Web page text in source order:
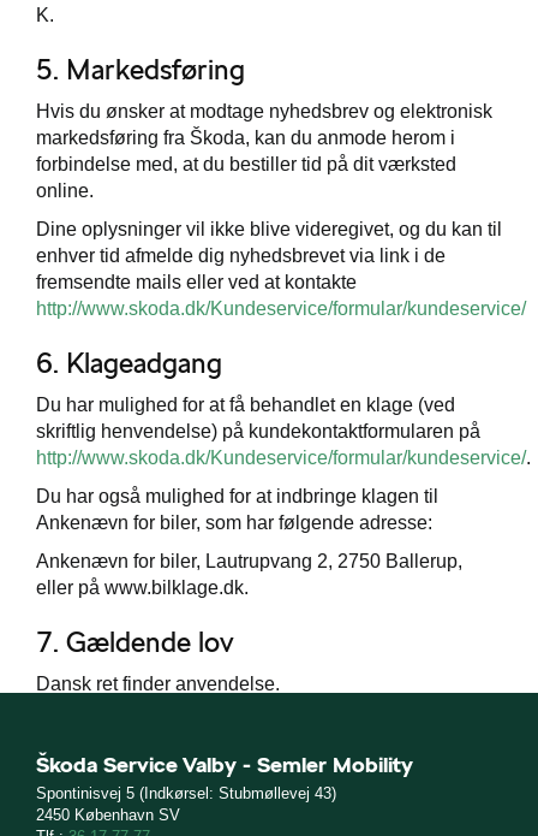
K.
5. Markedsføring
Hvis du ønsker at modtage nyhedsbrev og elektronisk
markedsføring fra Škoda, kan du anmode herom i
forbindelse med, at du bestiller tid på dit værksted
online.
Dine oplysninger vil ikke blive videregivet, og du kan til
enhver tid afmelde dig nyhedsbrevet via link i de
fremsendte mails eller ved at kontakte
http://www.skoda.dk/Kundeservice/formular/kundeservice/
6. Klageadgang
Du har mulighed for at få behandlet en klage (ved
skriftlig henvendelse) på kundekontaktformularen på
http://www.skoda.dk/Kundeservice/formular/kundeservice/.
Du har også mulighed for at indbringe klagen til
Ankenævn for biler, som har følgende adresse:
Ankenævn for biler, Lautrupvang 2, 2750 Ballerup,
eller på www.bilklage.dk.
7. Gældende lov
Dansk ret finder anvendelse.
Škoda Service Valby - Semler Mobility
Spontinisvej 5 (Indkørsel: Stubmøllevej 43)
2450 København SV